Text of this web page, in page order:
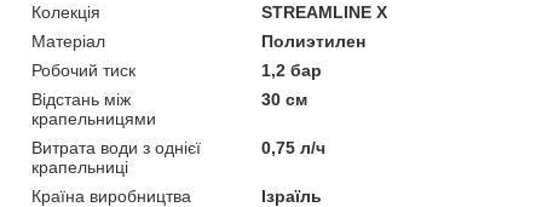
Колекція
STREAMLINE X
Матеріал
Полиэтилен
Робочий тиск
1,2 бар
Відстань між
крапельницями
30 см
Витрата води з однієї
крапельниці
0,75 л/ч
Країна виробництва
Ізраїль